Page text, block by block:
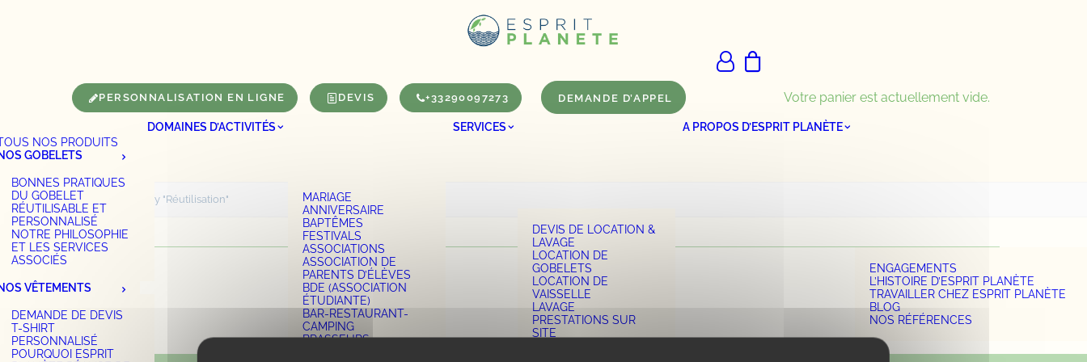
NOS PRODUITS
GOBELETS
BONNES PRATIQUES
DU GOBELET
RÉUTILISABLE ET
PERSONNALISÉ
NOTRE PHILOSOPHIE
ET LES SERVICES
ASSOCIÉS
VÊTEMENTS
DEMANDE DE DEVIS
T-SHIRT
PERSONNALISÉ
POURQUOI ESPRIT
DOMAINES D’ACTIVITÉS
MARIAGE
ANNIVERSAIRE
BAPTÊMES
FESTIVALS
ASSOCIATIONS
ASSOCIATION DE
PARENTS D’ÉLÈVES
BDE (ASSOCIATION
ÉTUDIANTE)
BAR-RESTAURANT-
CAMPING
BRASSEURS
SERVICES
DEVIS DE LOCATION &
LAVAGE
LOCATION DE
GOBELETS
LOCATION DE
VAISSELLE
LAVAGE
PRESTATIONS SUR
SITE
A PROPOS D’ESPRIT PLANÈTE
ENGAGEMENTS
L’HISTOIRE D’ESPRIT PLANÈTE
TRAVAILLER CHEZ ESPRIT PLANÈTE
BLOG
NOS RÉFÉRENCES
PERSONNALISATION EN LIGNE DEVIS +33290097273 DEMANDE D’APPEL Votre panier est actuellement vide.
Accueil Archive by Category "Réutilisation"